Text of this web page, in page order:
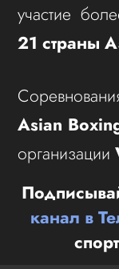
участие
21 страны
Asian
организации
канал в